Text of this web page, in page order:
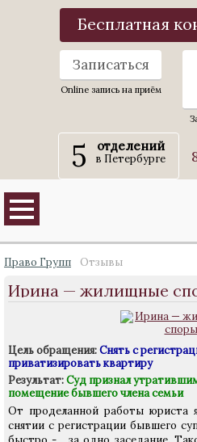
Бесплатная
Записаться
Online запись на приём
5 отделений
в Петербурге
Право Групп Отзывы
Ирина — жилищные
Цель обращения:Снять с
приватизировать квартиру
Результат:Суд признал
помещение бывшего члена семьи
От проделанной работы юриста
снятии с регистрации бывшего